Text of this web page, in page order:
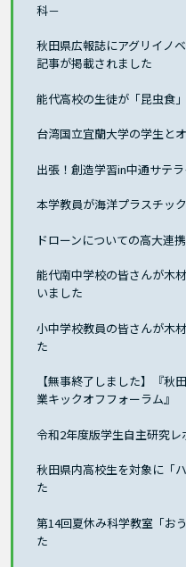
科－
秋田県広報誌にアグリイノ
記事が掲載されました
能代高校の生徒が「昆虫食
台湾国立宜蘭大学の学生と
出張！創造学習in中通サテ
本学教員が海洋プラスチッ
ドローンについての高大連
能代南中学校の皆さんが木
いました
小中学校教員の皆さんが木
た
【無事終了しました】『秋
業キックオフフォーラム』
令和2年度版学生自主研究
秋田県内高校生を対象に「
た
第14回夏休み科学教室「お
た